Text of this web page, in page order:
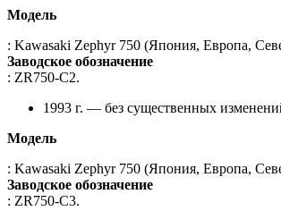
Модель
: Kawasaki Zephyr 750 (Япония, Европа,
Заводское обозначение
: ZR750-C2.
1993 г. — без существенных
Модель
: Kawasaki Zephyr 750 (Япония, Европа,
Заводское обозначение
: ZR750-C3.